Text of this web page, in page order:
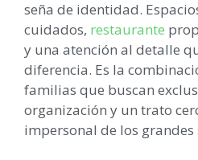
seña de identidad.
cuidados, restaurante
y una atención al detalle
diferencia. Es la
familias que buscan
organización y un trato
impersonal de los grandes